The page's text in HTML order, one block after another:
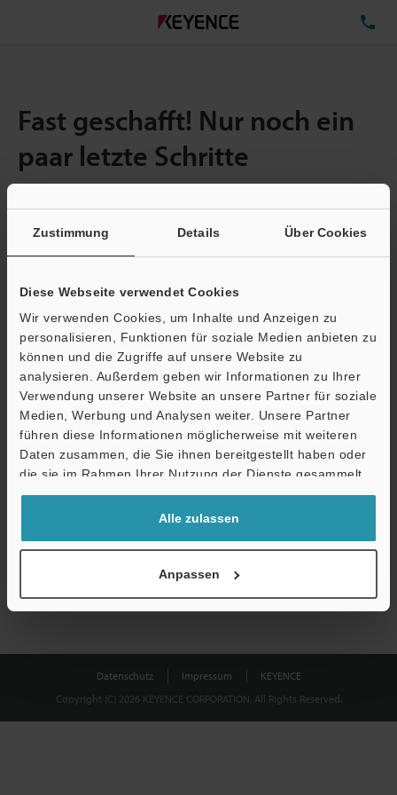
Zustimmung Details Über Cookies
Diese Webseite verwendet Cookies
Wir verwenden Cookies, um Inhalte und Anzeigen zu
personalisieren, Funktionen für soziale Medien anbieten zu
können und die Zugriffe auf unsere Website zu
analysieren. Außerdem geben wir Informationen zu Ihrer
Verwendung unserer Website an unsere Partner für soziale
Medien, Werbung und Analysen weiter. Unsere Partner
führen diese Informationen möglicherweise mit weiteren
Daten zusammen, die Sie ihnen bereitgestellt haben oder
die sie im Rahmen Ihrer Nutzung der Dienste gesammelt
haben.
Alle zulassen
Anpassen
Fast geschafft! Nur noch ein
paar letzte Schritte
E-Mail-Adresse (erforderlich)
Download
Datenschutz ist uns wichtig - Ihre Daten werden niemals
Datenschutz
Datenschutz Impressum
KEYENCE
Copyright (C) 2026 KEYENCE CORPORATION. All Rights Reserved.